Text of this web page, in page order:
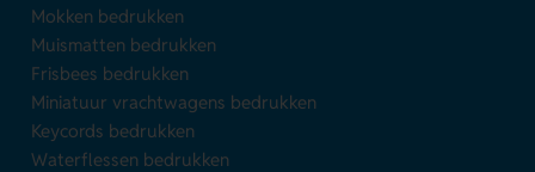
Mokken bedrukken
Muismatten bedrukken
Frisbees bedrukken
Miniatuur vrachtwagens bedrukken
Keycords bedrukken
Waterflessen bedrukken